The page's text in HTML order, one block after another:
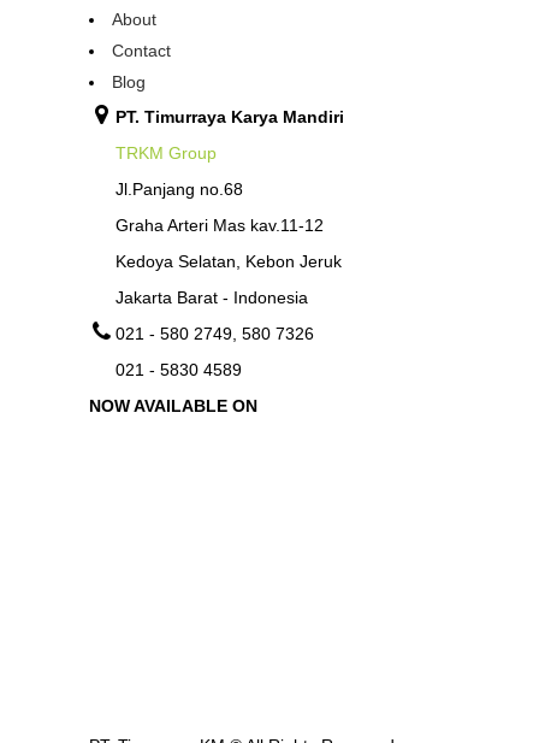
About
Contact
Blog
PT. Timurraya Karya Mandiri
TRKM Group
Jl.Panjang no.68
Graha Arteri Mas kav.11-12
Kedoya Selatan, Kebon Jeruk
Jakarta Barat - Indonesia
021 - 580 2749, 580 7326
021 - 5830 4589
NOW AVAILABLE ON